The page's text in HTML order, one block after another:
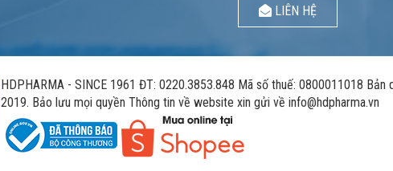
LIÊN HỆ
HDPHARMA - SINCE 1961 ĐT: 0220.3853.848 Mã số thuế: 0800011018 Bản
2019. Bảo lưu mọi quyền Thông tin về website xin gửi về info@hdpharma.vn